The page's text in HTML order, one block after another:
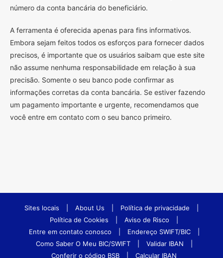
número da conta bancária do beneficiário.
A ferramenta é oferecida apenas para fins informativos.
Embora sejam feitos todos os esforços para fornecer dados
precisos, é importante que os usuários saibam que este site
não assume nenhuma responsabilidade em relação à sua
precisão. Somente o seu banco pode confirmar as
informações corretas da conta bancária. Se estiver fazendo
um pagamento importante e urgente, recomendamos que
você entre em contato com o seu banco primeiro.
Sites locais About Us Política de privacidade
Política de Cookies
Aviso de Risco
Entre em contato conosco
Endereço SWIFT/BIC
Como Saber O Meu BIC/SWIFT
Validar IBAN
Conferir o código BSB
Calcular IBAN